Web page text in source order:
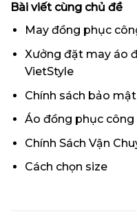
Bài viết cùng chủ đề
May đồng phục
Xưởng đặt may áo
VietStyle
Chính sách bảo mật
Áo đồng phục công
Chính Sách Vận
Cách chọn size